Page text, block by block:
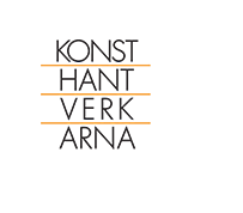
innehållet